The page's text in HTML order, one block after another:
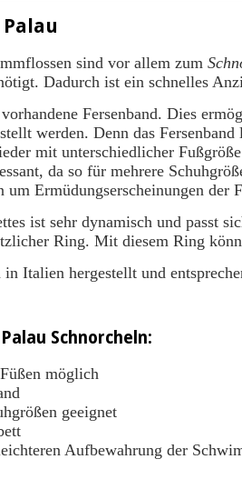
sind vor allem zum
Dadurch ist ein schnelles
Fersenband. Dies
werden. Denn das
mit unterschiedlicher
da so für mehrere
um Ermüdungserscheinungen der
ist sehr dynamisch und passt
Ring. Mit diesem Ring
Italien hergestellt und
Schnorcheln:
möglich
geeignet
Aufbewahrung der